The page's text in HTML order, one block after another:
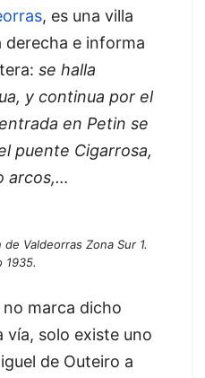
, es una villa
derecha e informa
se halla
y continua por el
en Petin se
puente Cigarrosa,
arcos,…
Valdeorras Zona Sur 1.
1935.
marca dicho
vía, solo existe uno
de Outeiro a